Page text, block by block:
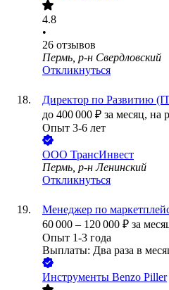
4.8
•
26 отзывов
Пермь, р-н Свердловский
Откликнуться
Директор по Развитию
до 400 000 ₽ за месяц, на
Опыт 3-6 лет
ООО ТрансИнвест
Пермь, р-н Ленинский
Откликнуться
Менеджер по
60 000 – 120 000 ₽ за
Опыт 1-3 года
Выплаты: Два раза в
Инструменты Benzo Piller